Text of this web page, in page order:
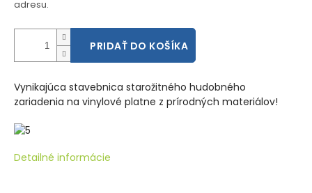
adresu.
PRIDAŤ DO KOŠÍKA
Vynikajúca stavebnica starožitného hudobného
zariadenia na vinylové platne z prírodných materiálov!
Detailné informácie